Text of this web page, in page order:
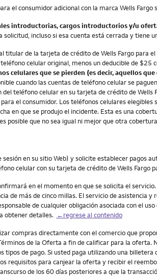
el consumidor adicional con la marca Wells
introductorias, cargos introductorios y/u
incluso si esa cuenta está cerrada y tiene
titular de la tarjeta de crédito de Wells Fargo para
celular original, menos un deducible de
celulares que se pierden (es decir, aquellos
cuando las cuentas de teléfono celular se
teléfono celular en su tarjeta de crédito de
el consumidor. Los teléfonos celulares
en que se produjo el incidente. Esta es una
posible que no sea igual ni mejor que otra
en su sitio Web) y solicite establecer
celular con su tarjeta de crédito de Wells
en el momento en que se solicita el
de más de cinco millas. El servicio de asistencia
de cualquier obligación asociada con el
obtener detalles. ←regrese al contenido
compras directamente con el comercio que
de la Oferta a fin de calificar para la
tipos de pago. Si usted paga utilizando una
requisitos para canjear la oferta y recibir el
de los 60 días posteriores a que la